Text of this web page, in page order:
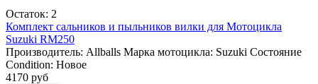
Остаток: 2
Комплект сальников и пыльников вилки для Мотоцикла
Suzuki RM250
Производитель: Allballs Марка мотоцикла: Suzuki Состояние
Condition: Новое
4170 руб